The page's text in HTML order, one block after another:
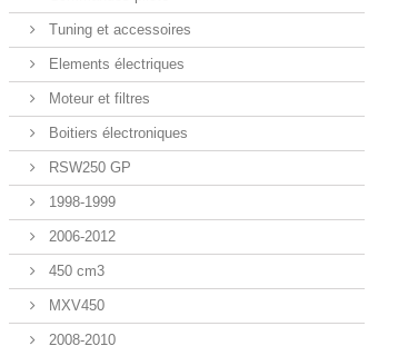
Tuning et accessoires
Elements électriques
Moteur et filtres
Boitiers électroniques
RSW250 GP
1998-1999
2006-2012
450 cm3
MXV450
2008-2010